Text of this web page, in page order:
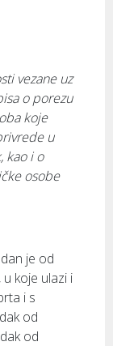
vezane uz
o porezu
koje
u
kao i o
osobe
je od
koje ulazi i
i s
od
od